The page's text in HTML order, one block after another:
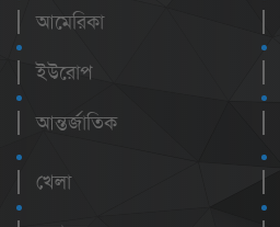
আমেরিকা
ইউরোপ
আন্তর্জাতিক
খেলা